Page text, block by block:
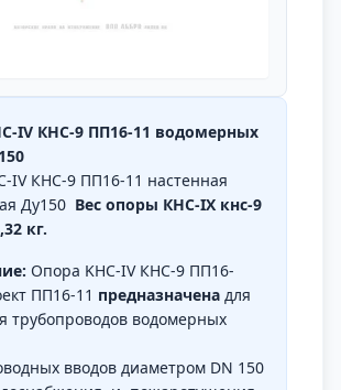
IV КНС-9 ПП16-11 водомерных
IV КНС-9 ПП16-11 настенная
Ду150 Вес опоры КНС-IX кнс-9
кг.
Опора KHC-IV КНС-9 ПП16-
ПП16-11 предназначена для
трубопроводов водомерных
вводов диаметром DN 150